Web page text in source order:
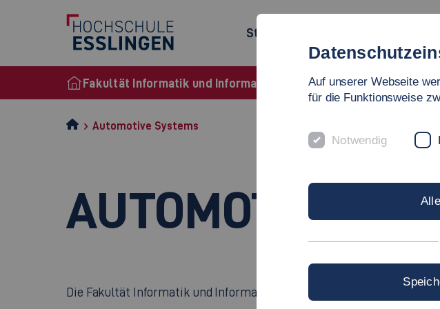
Studienangebote
Fakultät Informatik und Informationstechnik
Automotive Systems
AUTOMOTIVE
Die Fakultät Informatik und Informationstechnik bietet in Kooperation
Auf unserer Webseite
für die Funktionsweise
Notwendig